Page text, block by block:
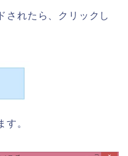
れたら、クリックし
。